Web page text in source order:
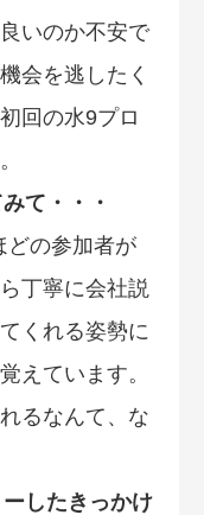
いのか不安で
会を逃したく
回の水9プロ
て・・・
どの参加者が
丁寧に会社説
くれる姿勢に
えています。
るなんて、な
したきっかけ